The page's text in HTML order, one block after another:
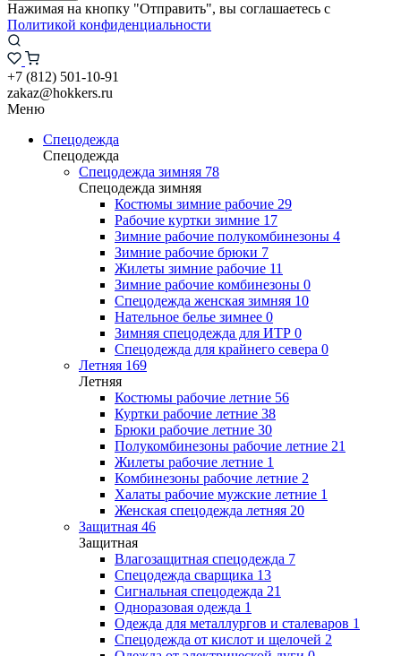
Нажимая на кнопку "Отправить", вы соглашаетесь с
Политикой конфиденциальности
+7 (812) 501-10-91
zakaz@hokkers.ru
Меню
Спецодежда
Спецодежда
Спецодежда зимняя 78
Спецодежда зимняя
Костюмы зимние рабочие 29
Рабочие куртки зимние 17
Зимние рабочие полукомбинезоны 4
Зимние рабочие брюки 7
Жилеты зимние рабочие 11
Зимние рабочие комбинезоны 0
Спецодежда женская зимняя 10
Нательное белье зимнее 0
Зимняя спецодежда для ИТР 0
Спецодежда для крайнего севера 0
Летняя 169
Летняя
Костюмы рабочие летние 56
Куртки рабочие летние 38
Брюки рабочие летние 30
Полукомбинезоны рабочие летние 21
Жилеты рабочие летние 1
Комбинезоны рабочие летние 2
Халаты рабочие мужские летние 1
Женская спецодежда летняя 20
Защитная 46
Защитная
Влагозащитная спецодежда 7
Спецодежда сварщика 13
Сигнальная спецодежда 21
Одноразовая одежда 1
Одежда для металлургов и сталеваров 1
Спецодежда от кислот и щелочей 2